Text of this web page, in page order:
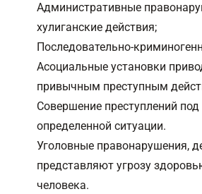
Административные
хулиганские действия;
Последовательно-
Асоциальные установки
привычным преступным
Совершение преступлений
определенной ситуации.
Уголовные правонарушения,
представляют угрозу
человека.